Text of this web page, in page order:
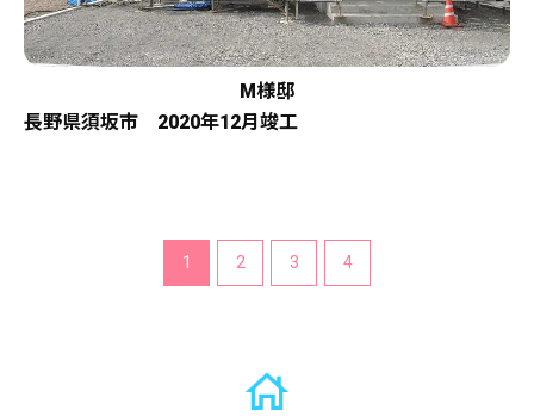
M様邸
長野県須坂市 2020年12月竣工
1 2 3 4